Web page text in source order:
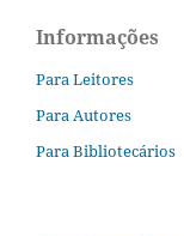
Informações
Para Leitores
Para Autores
Para Bibliotecários